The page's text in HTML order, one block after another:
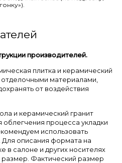
производителей.
плитка и керамический
материалами,
от воздействия
и керамический гранит
процесса укладки
использовать
Для описания формата на
в салоне и других носителях
размер. Фактический размер